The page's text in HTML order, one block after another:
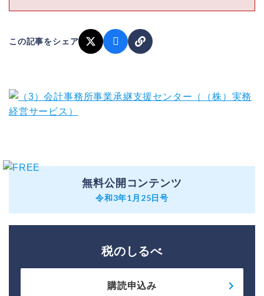
この記事をシェア
無料公開コンテンツ
令和3年1月25日号
税のしるべ
購読申込み